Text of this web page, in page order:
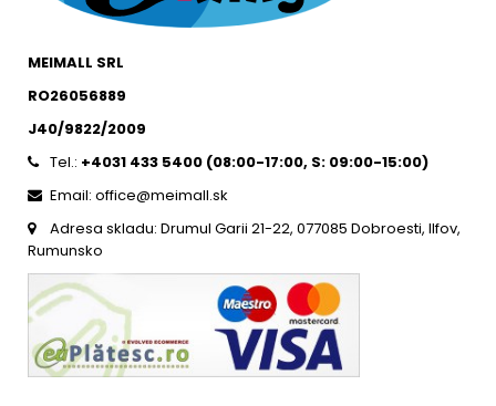
MEIMALL SRL
RO26056889
J40/9822/2009
Tel.: +4031 433 5400 (08:00-17:00, S: 09:00-15:00)
Email: office@meimall.sk
Adresa skladu: Drumul Garii 21-22, 077085 Dobroesti, Ilfov,
Rumunsko